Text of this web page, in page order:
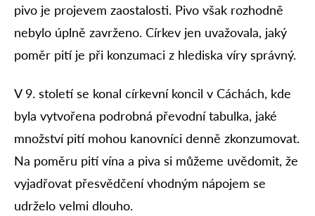
pivo je projevem zaostalosti. Pivo však rozhodně
nebylo úplně zavrženo. Církev jen uvažovala, jaký
poměr pití je při konzumaci z hlediska víry správný.
V 9. století se konal církevní koncil v Cáchách, kde
byla vytvořena podrobná převodní tabulka, jaké
množství pití mohou kanovníci denně zkonzumovat.
Na poměru pití vína a piva si můžeme uvědomit, že
vyjadřovat přesvědčení vhodným nápojem se
udrželo velmi dlouho.